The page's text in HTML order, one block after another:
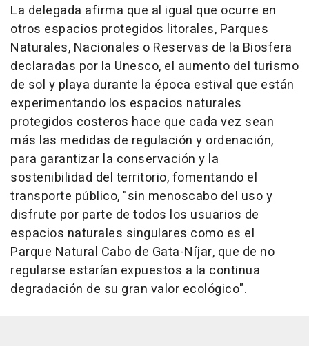
La delegada afirma que al igual que ocurre en
otros espacios protegidos litorales, Parques
Naturales, Nacionales o Reservas de la Biosfera
declaradas por la Unesco, el aumento del turismo
de sol y playa durante la época estival que están
experimentando los espacios naturales
protegidos costeros hace que cada vez sean
más las medidas de regulación y ordenación,
para garantizar la conservación y la
sostenibilidad del territorio, fomentando el
transporte público, "sin menoscabo del uso y
disfrute por parte de todos los usuarios de
espacios naturales singulares como es el
Parque Natural Cabo de Gata-Níjar, que de no
regularse estarían expuestos a la continua
degradación de su gran valor ecológico".